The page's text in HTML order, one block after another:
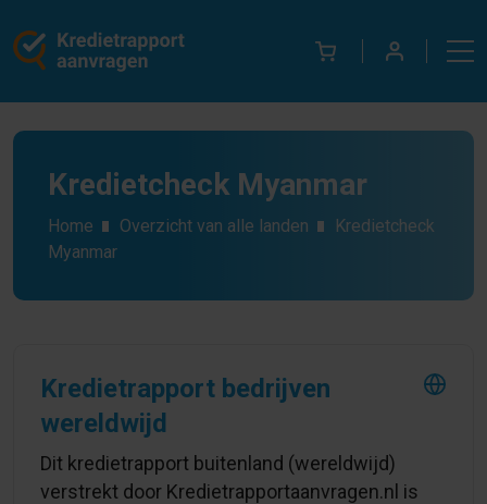
Kredietcheck Myanmar
Home Overzicht van alle landen
Kredietcheck
Myanmar
Kredietrapport bedrijven
wereldwijd
Dit kredietrapport buitenland (wereldwijd)
verstrekt door Kredietrapportaanvragen.nl is